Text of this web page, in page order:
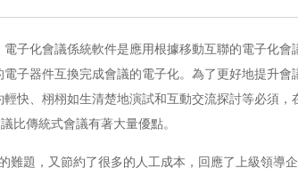
子化會議係統軟件是應用根據移動互聯的電子化會
子器件互換完成會議的電子化。為了更好地提升會
快、栩栩如生清楚地演試和互動交流探討等必須，
比傳統式會議有著大量優點。
題，又節約了很多的人工成本，回應了上級領導